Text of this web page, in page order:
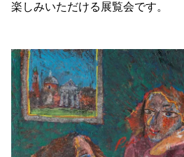
楽しみいただける展覧会です。